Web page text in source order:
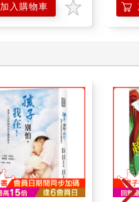
加入購物車